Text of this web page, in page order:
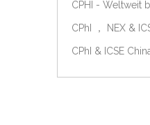
CPhI ， NEX &
CPhI & ICSE